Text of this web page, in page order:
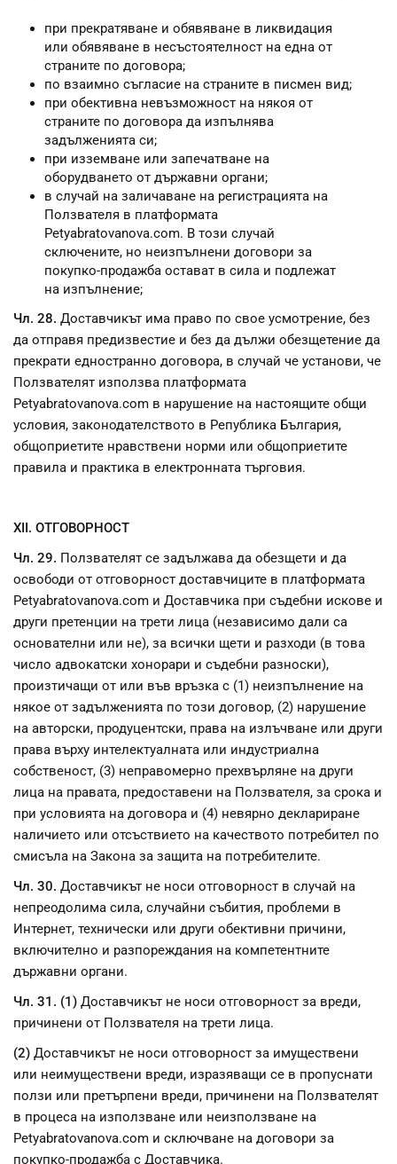
при прекратяване и обявяване в ликвидация
или обявяване в несъстоятелност на една от
страните по договора;
по взаимно съгласие на страните в писмен вид;
при обективна невъзможност на някоя от
страните по договора да изпълнява
задълженията си;
при изземване или запечатване на
оборудването от държавни органи;
в случай на заличаване на регистрацията на
Ползвателя в платформата
Petyabratovanova.com. В този случай
сключените, но неизпълнени договори за
покупко-продажба остават в сила и подлежат
на изпълнение;
Чл. 28. Доставчикът има право по свое усмотрение, без
да отправя предизвестие и без да дължи обезщетение да
прекрати едностранно договора, в случай че установи, че
Ползвателят използва платформата
Petyabratovanova.com в нарушение на настоящите общи
условия, законодателството в Република България,
общоприетите нравствени норми или общоприетите
правила и практика в електронната търговия.
XII. ОТГОВОРНОСТ
Чл. 29. Ползвателят се задължава да обезщети и да
освободи от отговорност доставчиците в платформата
Petyabratovanova.com и Доставчика при съдебни искове и
други претенции на трети лица (независимо дали са
основателни или не), за всички щети и разходи (в това
число адвокатски хонорари и съдебни разноски),
произтичащи от или във връзка с (1) неизпълнение на
някое от задълженията по този договор, (2) нарушение
на авторски, продуцентски, права на излъчване или други
права върху интелектуалната или индустриална
собственост, (3) неправомерно прехвърляне на други
лица на правата, предоставени на Ползвателя, за срока и
при условията на договора и (4) невярно деклариране
наличието или отсъствието на качеството потребител по
смисъла на Закона за защита на потребителите.
Чл. 30. Доставчикът не носи отговорност в случай на
непреодолима сила, случайни събития, проблеми в
Интернет, технически или други обективни причини,
включително и разпореждания на компетентните
държавни органи.
Чл. 31. (1) Доставчикът не носи отговорност за вреди,
причинени от Ползвателя на трети лица.
(2) Доставчикът не носи отговорност за имуществени
или неимуществени вреди, изразяващи се в пропуснати
ползи или претърпени вреди, причинени на Ползвателят
в процеса на използване или неизползване на
Petyabratovanova.com и сключване на договори за
покупко-продажба с Доставчика.